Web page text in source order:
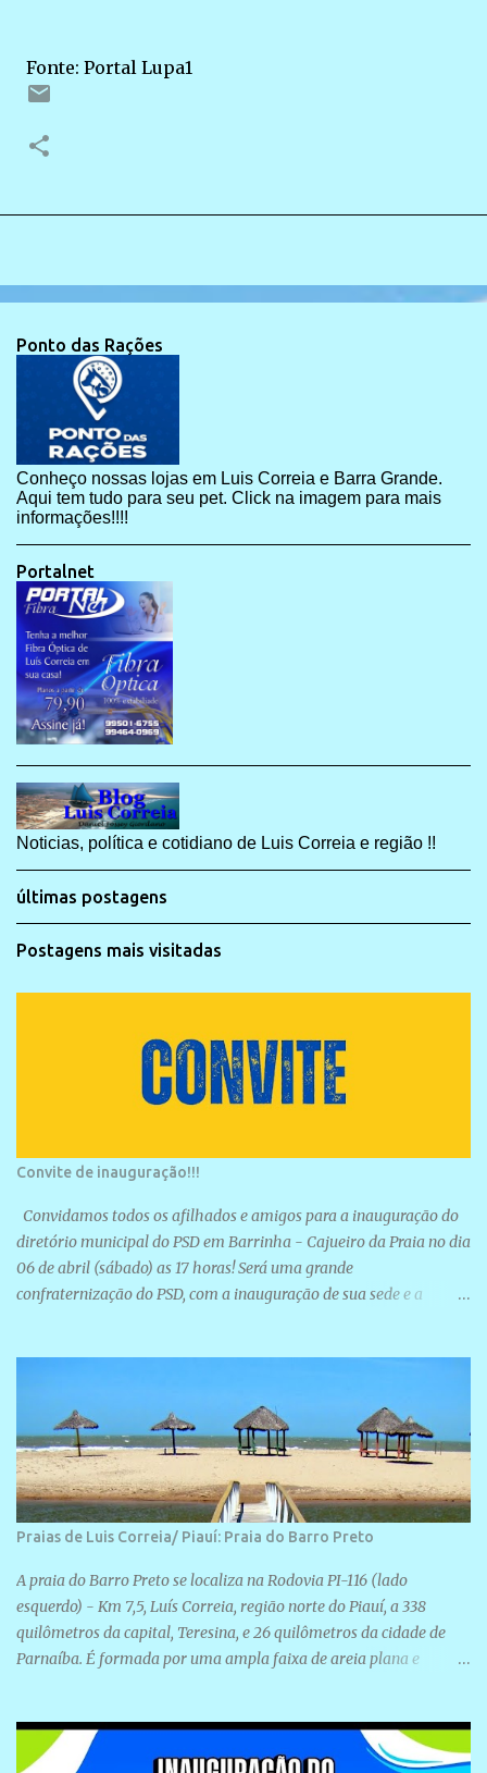
Fonte: Portal Lupa1
Ponto das Rações
Conheço nossas lojas em Luis Correia e Barra Grande.
Aqui tem tudo para seu pet. Click na imagem para mais
informações!!!!
Portalnet
Noticias, política e cotidiano de Luis Correia e região !!
últimas postagens
Postagens mais visitadas
Convite de inauguração!!!
Convidamos todos os afilhados e amigos para a inauguração do
diretório municipal do PSD em Barrinha - Cajueiro da Praia no dia
06 de abril (sábado) as 17 horas! Será uma grande
confraternização do PSD, com a inauguração de sua sede e a
Praias de Luis Correia/ Piauí: Praia do Barro Preto
A praia do Barro Preto se localiza na Rodovia PI-116 (lado
esquerdo) - Km 7,5, Luís Correia, região norte do Piauí, a 338
quilômetros da capital, Teresina, e 26 quilômetros da cidade de
Parnaíba. É formada por uma ampla faixa de areia plana e
devido ao extensivo molhe de pedras que não chegam a 2 metros
de altura, não apresentando dunas em seu espaço geográfico. Não